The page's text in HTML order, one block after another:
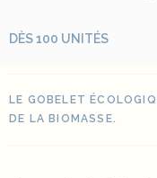
DÈS 100 UNITÉS
LE GOBELET
DE LA BIOMASSE.